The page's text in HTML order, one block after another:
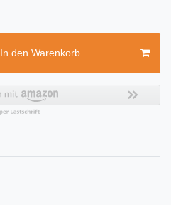
In den Warenkorb